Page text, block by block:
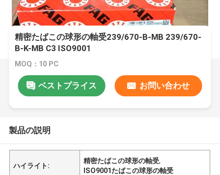
精密たばこの球形の軸受239/670-B-MB 239/670-
B-K-MB C3 ISO9001
MOQ：10 PC
ベストプライス お問い合わせ
製品の説明
ハイライト:
精密たばこの球形の軸受,
ISO9001たばこの球形の軸受